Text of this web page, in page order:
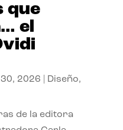
que
el
2026 Diseño,
de la editora